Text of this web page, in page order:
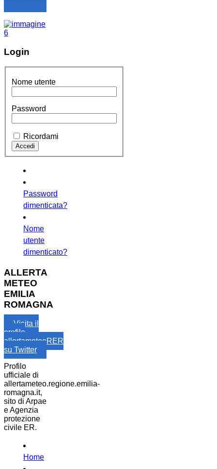
Login
Nome utente
Password
Ricordami
Password
dimenticata?
Nome
utente
dimenticato?
ALLERTA
METEO
EMILIA
ROMAGNA
Visita il
profilo
allertameteoRER
su Twitter
Profilo
ufficiale di
allertameteo.regione.emilia-
romagna.it,
sito di Arpae
e Agenzia
protezione
civile ER.
Home